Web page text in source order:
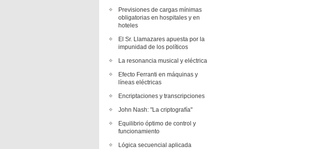
Previsiones de cargas mínimas
obligatorias en hospitales y en
hoteles
El Sr. Llamazares apuesta por la
impunidad de los políticos
La resonancia musical y eléctrica
Efecto Ferranti en máquinas y
líneas eléctricas
Encriptaciones y transcripciones
John Nash: "La criptografía"
Equilibrio óptimo de control y
funcionamiento
Lógica secuencial aplicada